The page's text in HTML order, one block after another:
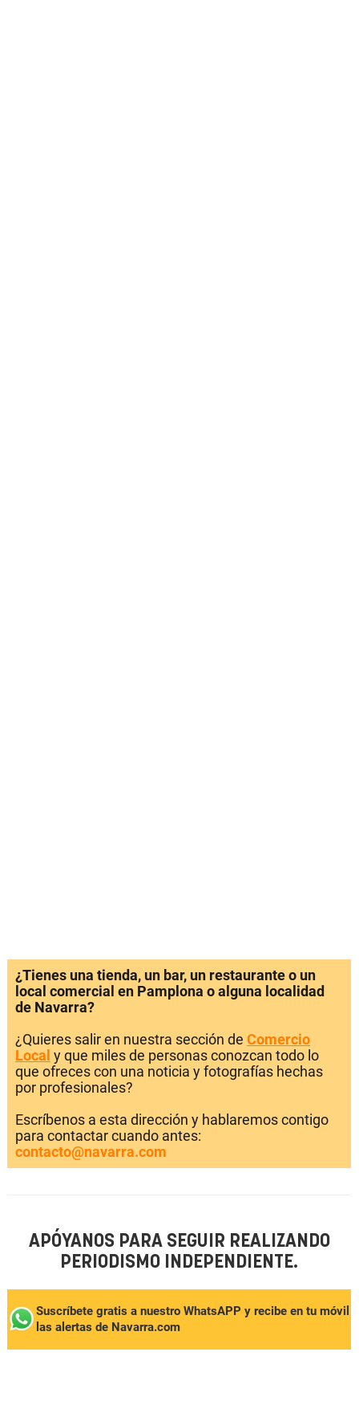
¿Tienes una tienda, un bar, un restaurante o un
local comercial en Pamplona o alguna localidad
de Navarra?
¿Quieres salir en nuestra sección de Comercio
Local y que miles de personas conozcan todo lo
que ofreces con una noticia y fotografías hechas
por profesionales?
Escríbenos a esta dirección y hablaremos contigo
para contactar cuando antes:
contacto@navarra.com
APÓYANOS PARA SEGUIR REALIZANDO
PERIODISMO INDEPENDIENTE.
Suscríbete gratis a nuestro WhatsAPP y recibe en tu móvil
las alertas de Navarra.com